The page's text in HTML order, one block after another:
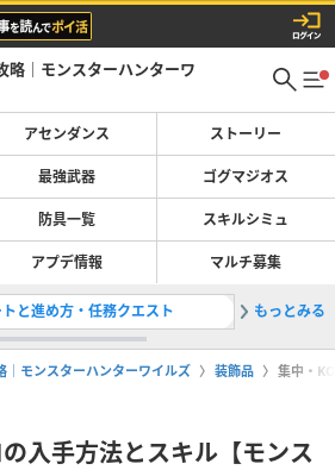
略｜モンスターハンターワ
アセンダンス ストーリー
最強武器 ゴグマジオス
防具一覧 スキルシミュ
アプデ情報 マルチ募集
と進め方・任務クエスト 2Switch2
もっとみる
｜モンスターハンターワイルズ 装飾品 集中・
入手方法とスキル【モンス